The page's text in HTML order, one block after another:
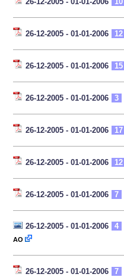
26-12-2005 - 01-01-2006 12
26-12-2005 - 01-01-2006 15
26-12-2005 - 01-01-2006 3
26-12-2005 - 01-01-2006 17
26-12-2005 - 01-01-2006 12
26-12-2005 - 01-01-2006 7
26-12-2005 - 01-01-2006 4
АО
26-12-2005 - 01-01-2006 7